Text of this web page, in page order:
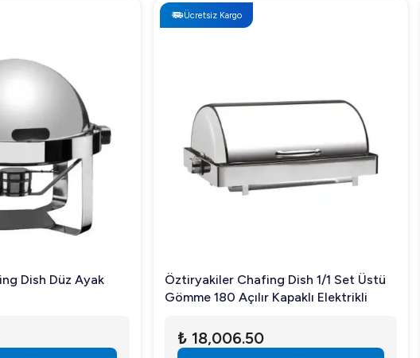
Dish Düz Ayak
Ücretsiz Kargo
Öztiryakiler Chafing Dish 1/1 Set Üstü
Gömme 180 Açılır Kapaklı Elektrikli
₺ 18,006.50